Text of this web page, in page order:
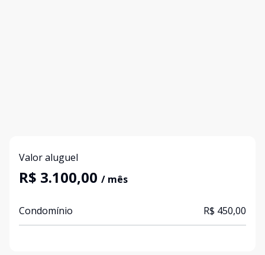
Valor aluguel
R$ 3.100,00 / mês
Condomínio R$ 450,00